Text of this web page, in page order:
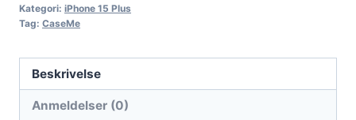
Kategori: iPhone 15 Plus
Tag: CaseMe
Beskrivelse
Anmeldelser (0)